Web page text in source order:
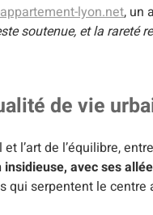
lyon.net, un
soutenue, et la rareté
de vie
l’art de l’équilibre,
avec ses
qui serpentent le